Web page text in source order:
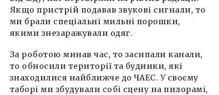
Якщо пристрій подавав звукові сигнали, то
ми брали спеціальні мильні порошки,
якими знезаражували одяг.
За роботою минав час, то засипали канали,
то обносили території та будинки, які
знаходилися найближче до ЧАЕС. У своєму
таборі ми збудували собі сцену на пилорамі,